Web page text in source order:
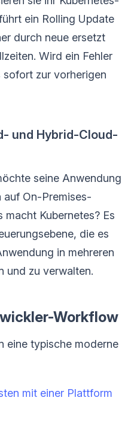
ein Rolling Update
durch neue ersetzt
Wird ein Fehler
sofort zur vorherigen
und Hybrid-Cloud-
seine Anwendung
auf On-Premises-
macht Kubernetes? Es
die es
in mehreren
und zu verwalten.
Workflow
eine typische moderne
mit einer Plattform